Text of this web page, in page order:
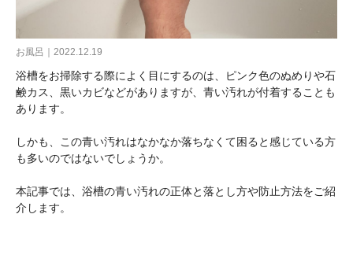
お風呂｜2022.12.19
浴槽をお掃除する際によく目にするのは、ピンク色のぬめりや石
鹸カス、黒いカビなどがありますが、青い汚れが付着することも
あります。
しかも、この青い汚れはなかなか落ちなくて困ると感じている方
も多いのではないでしょうか。
本記事では、浴槽の青い汚れの正体と落とし方や防止方法をご紹
介します。